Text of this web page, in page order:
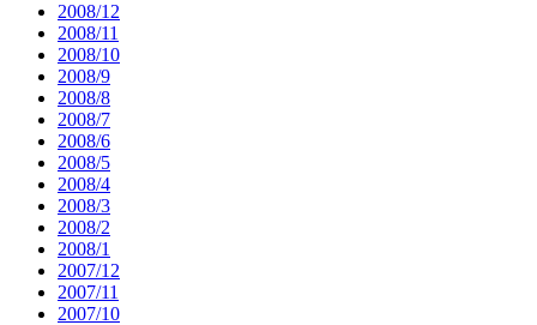
2008/12
2008/11
2008/10
2008/9
2008/8
2008/7
2008/6
2008/5
2008/4
2008/3
2008/2
2008/1
2007/12
2007/11
2007/10